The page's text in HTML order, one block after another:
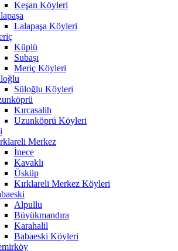
Keşan Köyleri
Lalapaşa Köyleri
Küplü
Subaşı
Meriç Köyleri
Süloğlu Köyleri
Kırcasalih
Uzunköprü Köyleri
Merkez
İnece
Kavaklı
Üsküp
Kırklareli Merkez Köyleri
Alpullu
Büyükmandıra
Karahalil
Babaeski Köyleri